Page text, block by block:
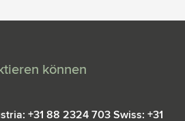
können
+31 88 2324 703 Swiss: +31